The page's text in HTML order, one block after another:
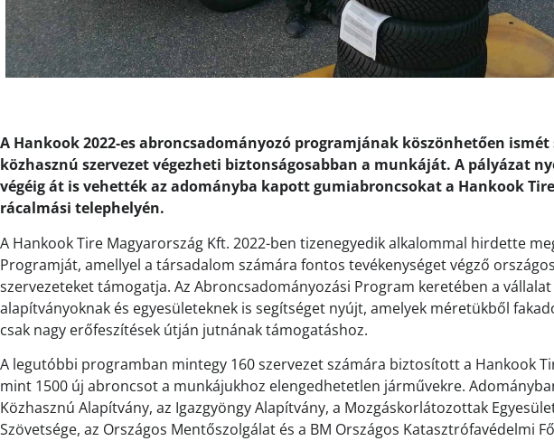
A Hankook 2022-es abroncsadományozó programjának köszönhetően
közhasznú szervezet végezheti biztonságosabban a munkáját. A pályázat
végéig át is vehették az adományba kapott gumiabroncsokat a Hankook
rácalmási telephelyén.
A Hankook Tire Magyarország Kft. 2022-ben tizenegyedik alkalommal hirdette
Programját, amellyel a társadalom számára fontos tevékenységet végző
szervezeteket támogatja. Az Abroncsadományozási Program keretében a
alapítványoknak és egyesületeknek is segítséget nyújt, amelyek méretükből
csak nagy erőfeszítések útján jutnának támogatáshoz.
A legutóbbi programban mintegy 160 szervezet számára biztosított a Hankook
mint 1500 új abroncsot a munkájukhoz elengedhetetlen járművekre.
Közhasznú Alapítvány, az Igazgyöngy Alapítvány, a Mozgáskorlátozottak
Szövetsége, az Országos Mentőszolgálat és a BM Országos Katasztrófavédelmi